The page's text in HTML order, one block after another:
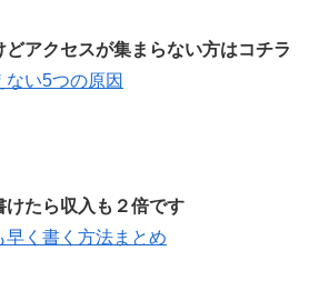
アクセスが集まらない方はコチラ
い5つの原因
たら収入も２倍です
く書く方法まとめ